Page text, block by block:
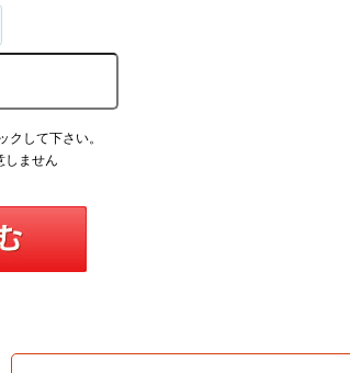
クして下さい。
しません